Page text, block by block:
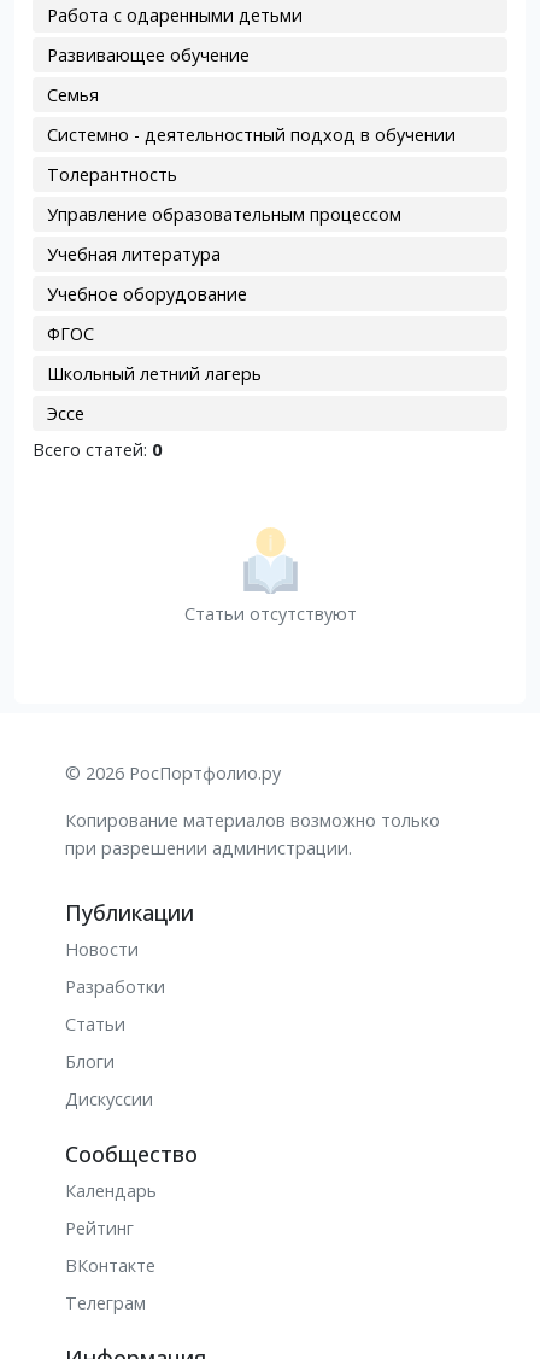
Работа с одаренными детьми
Развивающее обучение
Семья
Системно - деятельностный подход в обучении
Толерантность
Управление образовательным процессом
Учебная литература
Учебное оборудование
ФГОС
Школьный летний лагерь
Эссе
Всего статей: 0
Статьи отсутствуют
© 2026 РосПортфолио.ру
Копирование материалов возможно только
при разрешении администрации.
Публикации
Новости
Разработки
Статьи
Блоги
Дискуссии
Сообщество
Календарь
Рейтинг
ВКонтакте
Телеграм